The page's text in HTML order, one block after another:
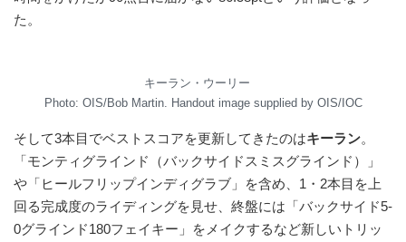
た。
キーラン・ウーリー
Photo: OIS/Bob Martin. Handout image supplied by OIS/IOC
そして3本目でベストスコアを更新してきたのはキーラン。
「モンティグラインド（バックサイドスミスグラインド）」
や「ヒールフリップインディグラブ」を含め、1・2本目を上
回る完成度のライディングを見せ、終盤には「バックサイド5-
0グラインド180フェイキー」をメイクするなど新しいトリッ